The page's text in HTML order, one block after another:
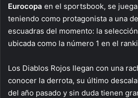
Eurocopa en el sportsbook, se
teniendo como protagonista a una
escuadras del momento: la
ubicada como la número 1 en el
Los Diablos Rojos llegan con una
conocer la derrota, su último
del año pasado y sin duda tienen